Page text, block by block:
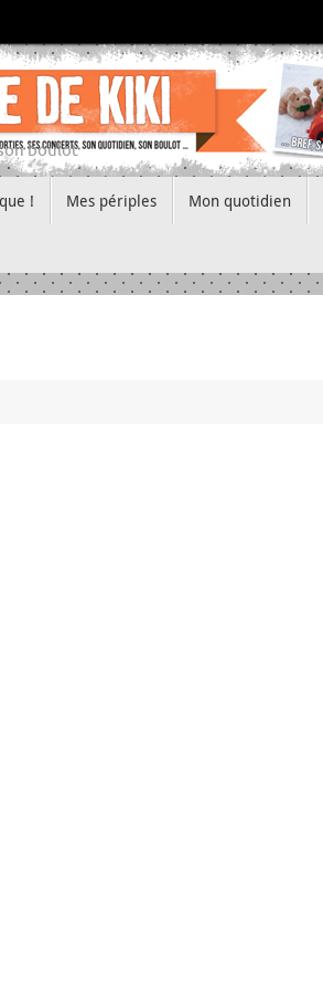
boulot
! Mes périples Mon quotidien